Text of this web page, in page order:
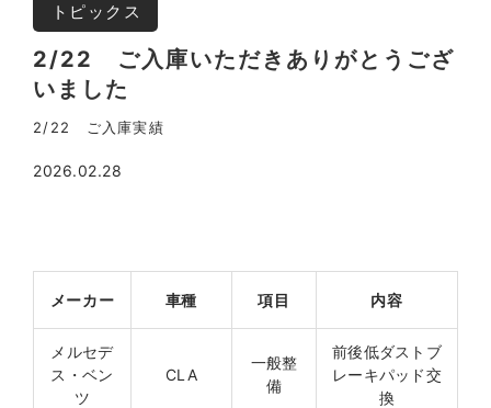
トピックス
2/22 ご入庫いただきありがとうござ
いました
2/22 ご入庫実績
2026.02.28
メーカー 車種 項目 内容
メルセデ
ス・ベン
ツ
CLA
一般整
備
前後低ダストブ
レーキパッド交
換